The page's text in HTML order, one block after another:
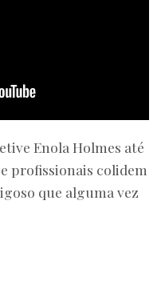
Enola Holmes até
profissionais colidem
que alguma vez